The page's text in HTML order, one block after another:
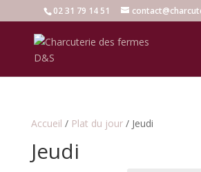
02 31 79 14 51
Accueil / Plat du jour/ Jeudi
Jeudi